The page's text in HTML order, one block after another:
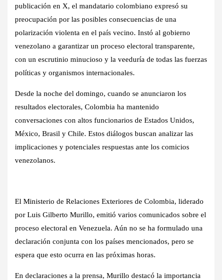
publicación en X, el mandatario colombiano expresó su
preocupación por las posibles consecuencias de una
polarización violenta en el país vecino. Instó al gobierno
venezolano a garantizar un proceso electoral transparente,
con un escrutinio minucioso y la veeduría de todas las fuerzas
políticas y organismos internacionales.
Desde la noche del domingo, cuando se anunciaron los
resultados electorales, Colombia ha mantenido
conversaciones con altos funcionarios de Estados Unidos,
México, Brasil y Chile. Estos diálogos buscan analizar las
implicaciones y potenciales respuestas ante los comicios
venezolanos.
El Ministerio de Relaciones Exteriores de Colombia, liderado
por Luis Gilberto Murillo, emitió varios comunicados sobre el
proceso electoral en Venezuela. Aún no se ha formulado una
declaración conjunta con los países mencionados, pero se
espera que esto ocurra en las próximas horas.
En declaraciones a la prensa, Murillo destacó la importancia